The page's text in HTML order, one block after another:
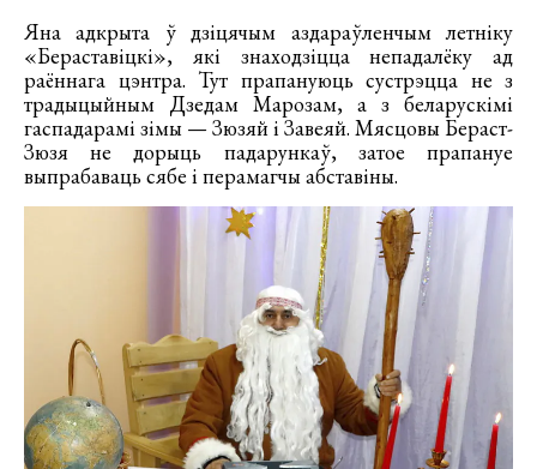
Яна адкрыта ў дзіцячым аздараўленчым летніку
«Бераставіцкі», які знаходзіцца непадалёку ад
раённага цэнтра. Тут прапануюць сустрэцца не з
традыцыйным Дзедам Марозам, а з беларускімі
гаспадарамі зімы — Зюзяй і Завеяй. Мясцовы Бераст-
Зюзя не дорыць падарункаў, затое прапануе
выпрабаваць сябе і перамагчы абставіны.